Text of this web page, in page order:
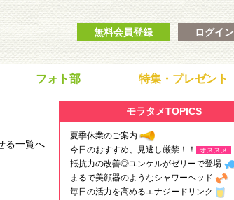
無料会員登録 ログイン
フォト部 特集・プレゼント
る一覧へ
モラタメTOPICS
夏季休業のご案内
今日のおすすめ、見逃し厳禁！！
オススメ
抵抗力の改善◎ユンケルがゼリーで登場
まるで美顔器のようなシャワーヘッド
毎日の活力を高めるエナジードリンク